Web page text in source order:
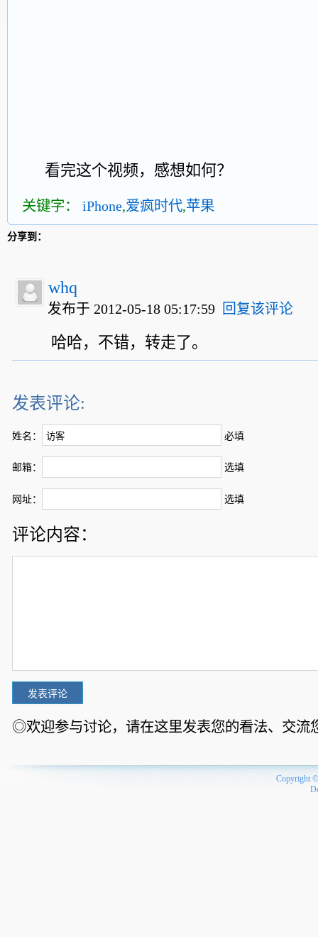
看完这个视频，感想如何？
关键字： iPhone,爱疯时代,苹果
分享到：
whq
发布于 2012-05-18 05:17:59 回复该评论
哈哈，不错，转走了。
发表评论:
姓名： 必填
邮箱： 选填
网址： 选填
评论内容：
◎欢迎参与讨论，请在这里发表您的看法、交流
Copyright